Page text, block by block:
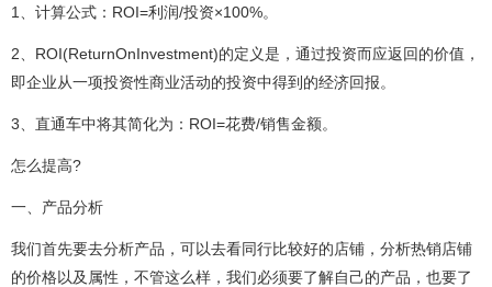
1、计算公式：ROI=利润/投资×100%。
2、ROI(ReturnOnInvestment)的定义是，通过投资而应返回的价值，
即企业从一项投资性商业活动的投资中得到的经济回报。
3、直通车中将其简化为：ROI=花费/销售金额。
怎么提高?
一、产品分析
我们首先要去分析产品，可以去看同行比较好的店铺，分析热销店铺
的价格以及属性，不管这么样，我们必须要了解自己的产品，也要了